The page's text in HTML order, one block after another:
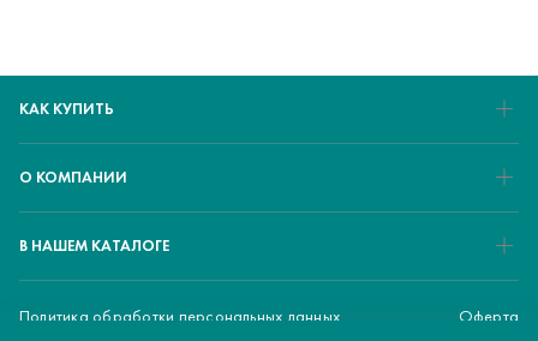
КАК КУПИТЬ
О КОМПАНИИ
В НАШЕМ КАТАЛОГЕ
Политика обработки персональных данных Оферта